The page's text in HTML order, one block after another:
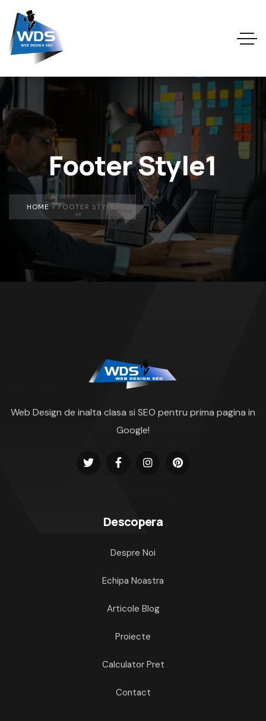
Footer Style1
HOME »FOOTER STYLE1
Web Design de inalta clasa si SEO pentru prima pagina in
Google!
Descopera
Despre Noi
Echipa Noastra
Articole Blog
Proiecte
Calculator Pret
Contact